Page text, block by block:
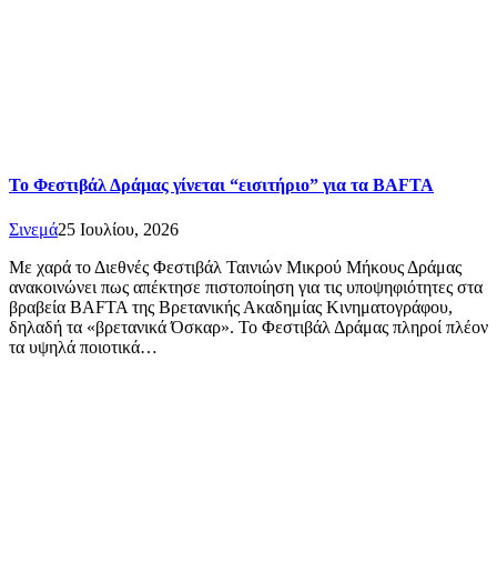
Το Φεστιβάλ Δράμας γίνεται “εισιτήριο” για τα BAFTA
Σινεμά25 Ιουλίου, 2026
Με χαρά το Διεθνές Φεστιβάλ Ταινιών Μικρού Μήκους Δράμας
ανακοινώνει πως απέκτησε πιστοποίηση για τις υποψηφιότητες στα
βραβεία BAFTA της Βρετανικής Ακαδημίας Κινηματογράφου,
δηλαδή τα «βρετανικά Όσκαρ». Το Φεστιβάλ Δράμας πληροί πλέον
τα υψηλά ποιοτικά…